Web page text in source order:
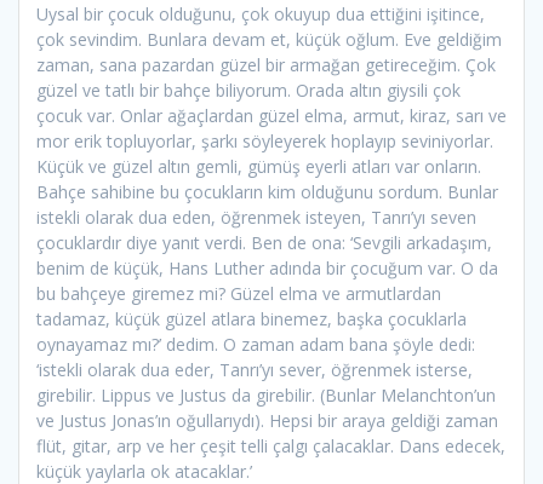
Uysal bir çocuk olduğunu, çok okuyup dua ettiğini işitince,
çok sevindim. Bunlara devam et, küçük oğlum. Eve geldiğim
zaman, sana pazardan güzel bir armağan getireceğim. Çok
güzel ve tatlı bir bahçe biliyorum. Orada altın giysili çok
çocuk var. Onlar ağaçlardan güzel elma, armut, kiraz, sarı ve
mor erik topluyorlar, şarkı söyleyerek hoplayıp seviniyorlar.
Küçük ve güzel altın gemli, gümüş eyerli atları var onların.
Bahçe sahibine bu çocukların kim olduğunu sordum. Bunlar
istekli olarak dua eden, öğrenmek isteyen, Tanrı’yı seven
çocuklardır diye yanıt verdi. Ben de ona: ‘Sevgili arkadaşım,
benim de küçük, Hans Luther adında bir çocuğum var. O da
bu bahçeye giremez mi? Güzel elma ve armutlardan
tadamaz, küçük güzel atlara binemez, başka çocuklarla
oynayamaz mı?’ dedim. O zaman adam bana şöyle dedi:
‘istekli olarak dua eder, Tanrı’yı sever, öğrenmek isterse,
girebilir. Lippus ve Justus da girebilir. (Bunlar Melanchton’un
ve Justus Jonas’ın oğullarıydı). Hepsi bir araya geldiği zaman
flüt, gitar, arp ve her çeşit telli çalgı çalacaklar. Dans edecek,
küçük yaylarla ok atacaklar.’